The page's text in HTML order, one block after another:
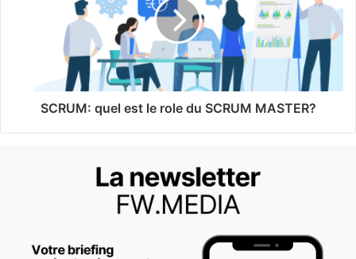
SCRUM: quel est le role du SCRUM MASTER?